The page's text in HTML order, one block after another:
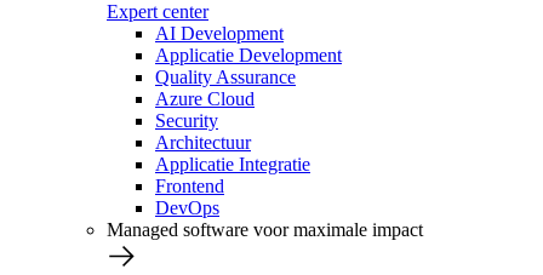
Expert center
AI Development
Applicatie Development
Quality Assurance
Azure Cloud
Security
Architectuur
Applicatie Integratie
Frontend
DevOps
Managed software voor maximale impact